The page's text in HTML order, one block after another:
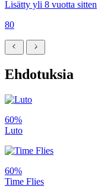
Lisätty yli 8 vuotta sitten
80
Ehdotuksia
60%
Luto
60%
Time Flies